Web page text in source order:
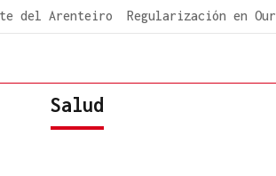
del Arenteiro Regularización en
Salud